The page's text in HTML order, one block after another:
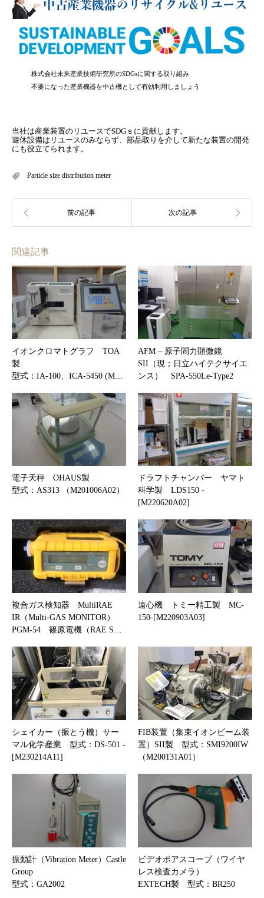
株式会社未来産業技術研究所のSDGsに関する取り組み
不要になった産業機器を中古機として有効利用しましょう
当社は産業装置のリユースでSDGｓに貢献します。
遊休設備はリユースのみならず、部品取りを介して新たな装置の開発
にも役立てられます。
Particle size distribution meter
関連記事
イオンクロマトグラフ TOA
製
型式：IA-100、ICA-5450 (M…
AFM – 原子間力顕微鏡
SII（現；日立ハイテクサイエ
ンス） SPA-550Le-Type2
電子天秤 OHAUS製
型式：AS313 （M201006A02）
ドラフトチャンバー ヤマト
科学製 LDS150 -
[M220620A02]
複合ガス検知器 MultiRAE
IR（Multi-GAS MONITOR）
PGM-54 篠原電機（RAE S…
遠心機 トミー精工製 MC-
150-[M220903A03]
シェイカー（振とう機）サー
マル化学産業 型式：DS-501 -
[M230214A11]
FIB装置（集束イオンビーム装
置）SII製 型式：SMI9200IW
（M200131A01）
振動計（Vibration Meter）Castle
Group
型式：GA2002
ビデオボアスコープ（ワイヤ
レス検査カメラ）
EXTECH製 型式：BR250